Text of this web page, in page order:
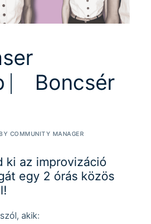
⎸ Boncsér
COMMUNITY MANAGER
ki az improvizáció
egy 2 órás közös
akik: